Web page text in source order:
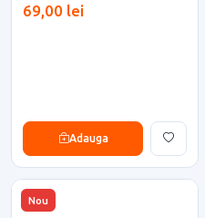
69,00 lei
Adauga
Nou